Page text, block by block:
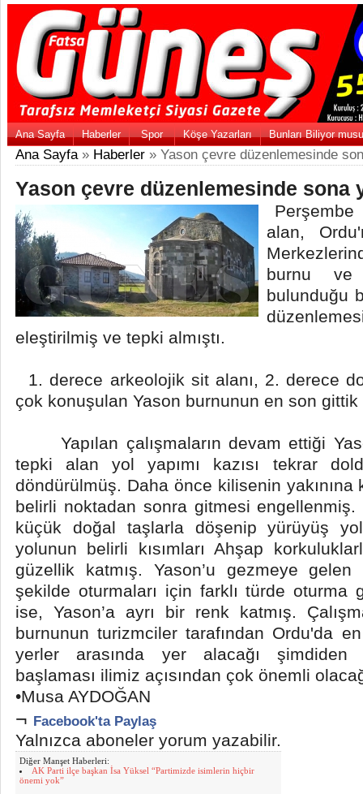
Ana Sayfa Haberler Spor Köşe Yazarları Bunları Biliyor
Ana Sayfa» Haberler » Yason çevre düzenlemesinde
Yason çevre düzenlemesinde sona
Perşembe
alan,
burnu ve
bulunduğu
eleştirilmiş ve tepki almıştı.
1. derece arkeolojik sit alanı, 2. derece
çok konuşulan Yason burnunun en son
Yapılan çalışmaların devam ettiği
tepki alan yol yapımı kazısı tekrar
döndürülmüş. Daha önce kilisenin
belirli noktadan sonra gitmesi engellenmiş.
küçük doğal taşlarla döşenip yürüyüş
yolunun belirli kısımları Ahşap
güzellik katmış. Yason’u gezmeye
şekilde oturmaları için farklı türde oturma
ise, Yason’a ayrı bir renk katmış.
burnunun turizmciler tarafından Ordu'da
yerler arasında yer alacağı şimdiden
başlaması ilimiz açısından çok önemli
•Musa AYDOĞAN
¬ Facebook'ta Paylaş
Yalnızca aboneler yorum yazabilir.
Diğer Manşet Haberleri:
AK Parti ilçe başkan İsa Yüksel “Partimizde isimlerin hiçbir
önemi yok”